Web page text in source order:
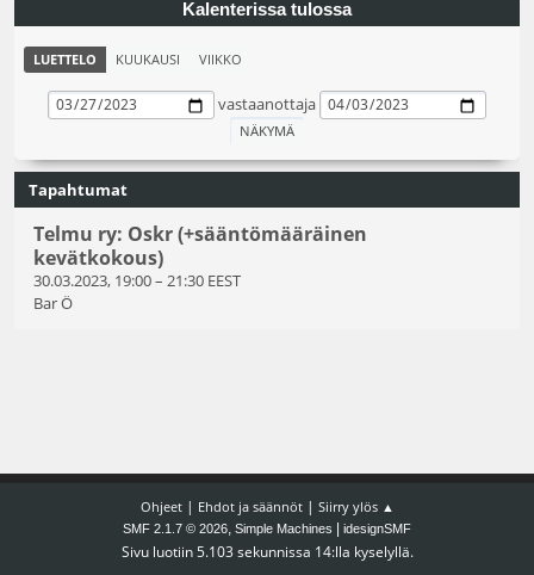
Kalenterissa tulossa
LUETTELO KUUKAUSI VIIKKO
vastaanottaja
Tapahtumat
Telmu ry: Oskr (+sääntömääräinen
kevätkokous)
30.03.2023, 19:00– 21:30 EEST
Bar Ö
Ohjeet| Ehdot ja säännöt| Siirry ylös ▲
SMF 2.1.7 © 2026, Simple Machines idesignSMF
Sivu luotiin 5.103 sekunnissa 14:lla kyselyllä.